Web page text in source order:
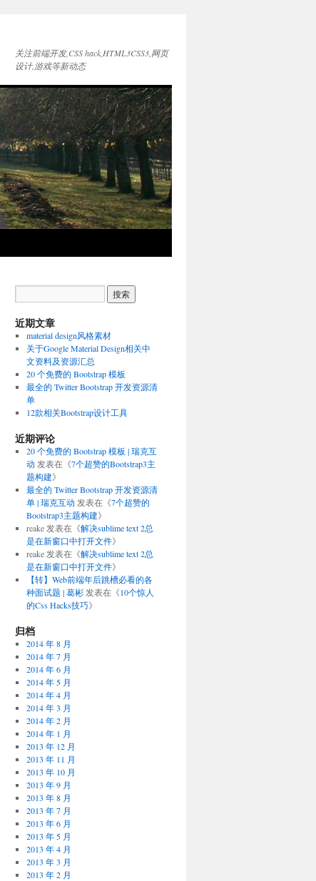
关注前端开发,CSS hack,HTML3CSS3,网页
设计,游戏等新动态
近期文章
material design风格素材
关于Google Material Design相关中
文资料及资源汇总
20 个免费的 Bootstrap 模板
最全的 Twitter Bootstrap 开发资源清
单
12款相关Bootstrap设计工具
近期评论
20 个免费的 Bootstrap 模板 | 瑞克互
动 发表在《7个超赞的Bootstrap3主
题构建》
最全的 Twitter Bootstrap 开发资源清
单 | 瑞克互动 发表在《7个超赞的
Bootstrap3主题构建》
reake发表在《解决sublime text 2总
是在新窗口中打开文件》
reake发表在《解决sublime text 2总
是在新窗口中打开文件》
【转】Web前端年后跳槽必看的各
种面试题 | 葛彬发表在《10个惊人
的Css Hacks技巧》
归档
2014 年 8 月
2014 年 7 月
2014 年 6 月
2014 年 5 月
2014 年 4 月
2014 年 3 月
2014 年 2 月
2014 年 1 月
2013 年 12 月
2013 年 11 月
2013 年 10 月
2013 年 9 月
2013 年 8 月
2013 年 7 月
2013 年 6 月
2013 年 5 月
2013 年 4 月
2013 年 3 月
2013 年 2 月